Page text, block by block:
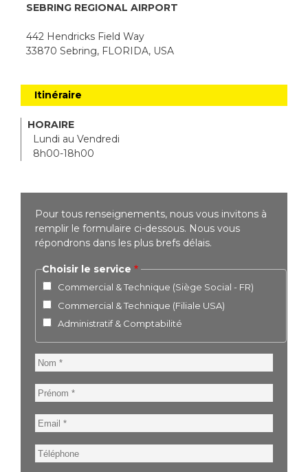
SEBRING REGIONAL AIRPORT
442 Hendricks Field Way
33870 Sebring, FLORIDA, USA
Itinéraire
HORAIRE
Lundi au Vendredi
8h00-18h00
Pour tous renseignements, nous vous invitons à
remplir le formulaire ci-dessous. Nous vous
répondrons dans les plus brefs délais.
Choisir le service
Commercial & Technique (Siège Social - FR)
Commercial & Technique (Filiale USA)
Administratif & Comptabilité
Nom
Prénom
Email
Téléphone